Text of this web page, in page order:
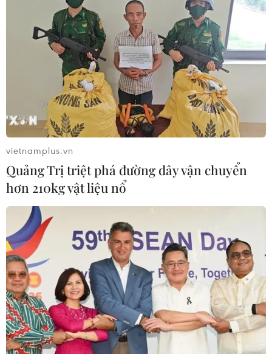
vietnamplus.vn
Quảng Trị triệt phá đường dây vận chuyển
hơn 210kg vật liệu nổ